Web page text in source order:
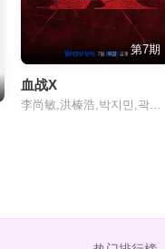
第7期
血战X
李尚敏,洪榛浩,박지민,곽범,서출구,하승진